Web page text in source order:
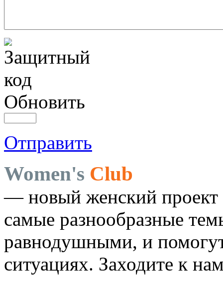
Обновить
Отправить
Women's Club
— новый женский проект
самые разнообразные
равнодушными, и
ситуациях. Заходите к